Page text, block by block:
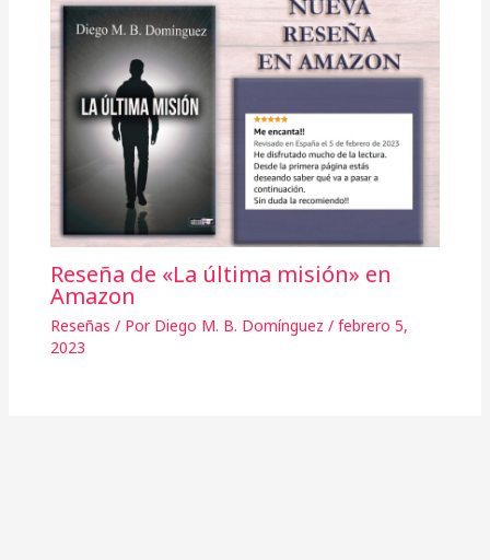
Reseña de «La última misión» en
Amazon
Reseñas / Por Diego M. B. Domínguez / febrero 5,
2023